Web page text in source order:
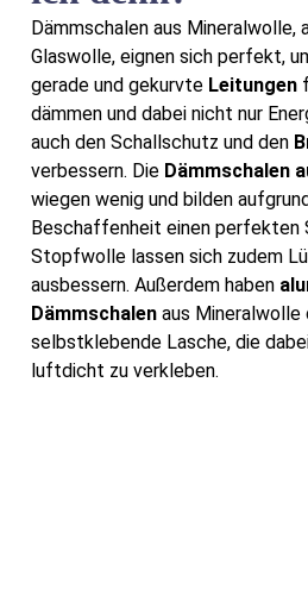
Dämmschalen aus Mineralwolle,
Glaswolle, eignen sich perfekt,
gerade und gekurvte Leitungen
dämmen und dabei nicht nur
auch den Schallschutz und den
verbessern. Die Dämmschalen
wiegen wenig und bilden
Beschaffenheit einen perfekten
Stopfwolle lassen sich zudem
ausbessern. Außerdem haben
Dämmschalen aus
selbstklebende Lasche, die
luftdicht zu verkleben.